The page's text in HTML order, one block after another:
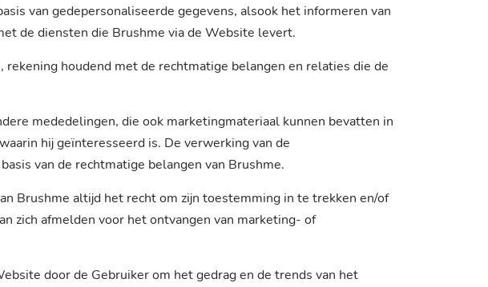
van gedepersonaliseerde gegevens, alsook het informeren van
de diensten die Brushme via de Website levert.
houdend met de rechtmatige belangen en relaties die de
mededelingen, die ook marketingmateriaal kunnen bevatten in
hij geïnteresseerd is. De verwerking van de
van de rechtmatige belangen van Brushme.
Brushme altijd het recht om zijn toestemming in te trekken en/of
zich afmelden voor het ontvangen van marketing- of
door de Gebruiker om het gedrag en de trends van het